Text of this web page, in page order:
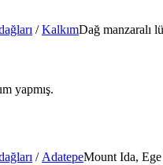
/KalkımDağ manzaralı
yapmış.
/ AdatepeMount Ida, Ege